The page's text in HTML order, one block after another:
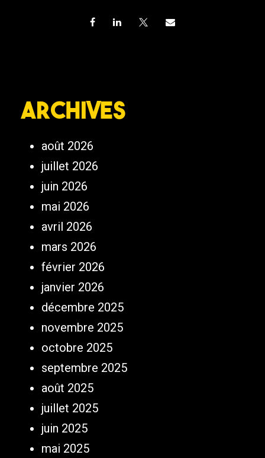
Archives
août 2026
juillet 2026
juin 2026
mai 2026
avril 2026
mars 2026
février 2026
janvier 2026
décembre 2025
novembre 2025
octobre 2025
septembre 2025
août 2025
juillet 2025
juin 2025
mai 2025